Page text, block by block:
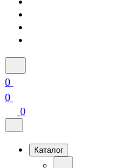
0
0
0
Каталог